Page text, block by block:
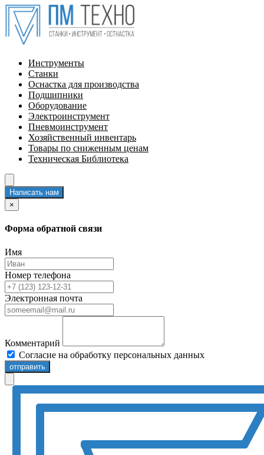
Инструменты
Станки
Оснастка для производства
Подшипники
Оборудование
Электроинструмент
Пневмоинструмент
Хозяйственный инвентарь
Товары по сниженным ценам
Техническая Библиотека
Написать нам
×
Форма обратной связи
Имя
Номер телефона
Электронная почта
Комментарий
Согласие на обработку персональных данных
отправить